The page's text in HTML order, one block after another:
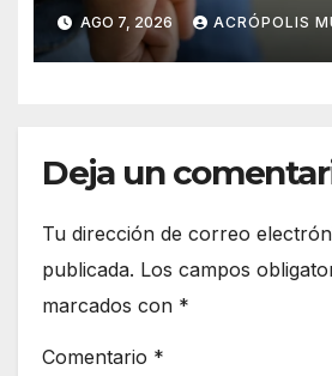
AGO 7, 2026 ACRÓPOLIS
Deja un
Tu dirección de correo
publicada. Los campos
marcados con *
Comentario *